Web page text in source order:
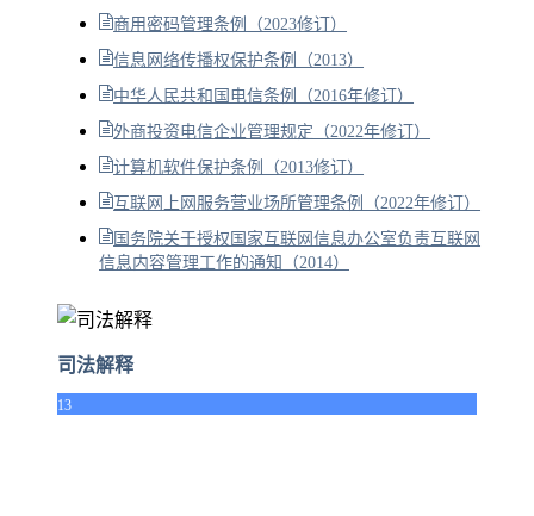
商用密码管理条例（2023修订）
信息网络传播权保护条例（2013）
中华人民共和国电信条例（2016年修订）
外商投资电信企业管理规定（2022年修订）
计算机软件保护条例（2013修订）
互联网上网服务营业场所管理条例（2022年修订）
国务院关于授权国家互联网信息办公室负责互联网
信息内容管理工作的通知（2014）
司法解释
13